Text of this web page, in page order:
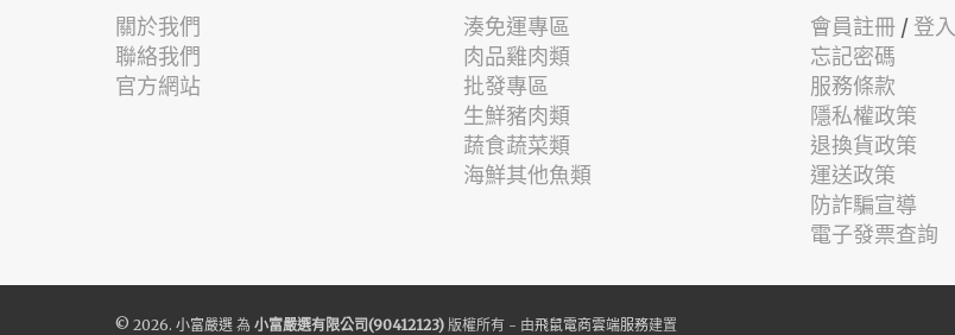
關於我們
聯絡我們
官方網站
湊免運專區
肉品雞肉類
批發專區
生鮮豬肉類
蔬食蔬菜類
海鮮其他魚類
會員註冊 / 登入
忘記密碼
服務條款
隱私權政策
退換貨政策
運送政策
防詐騙宣導
電子發票查詢
© 2026. 小富嚴選 為 小富嚴選有限公司(90412123) 版權所有 - 由飛鼠電商雲端服務建置